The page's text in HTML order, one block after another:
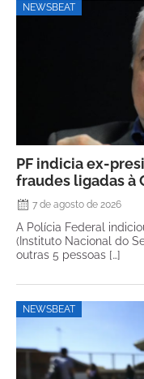
NEWSBEAT
PF indicia ex-
fraudes ligadas à
7 de agosto de 2026
A Polícia Federal
(Instituto Nacional do
outras 5 pessoas […]
NEWSBEAT